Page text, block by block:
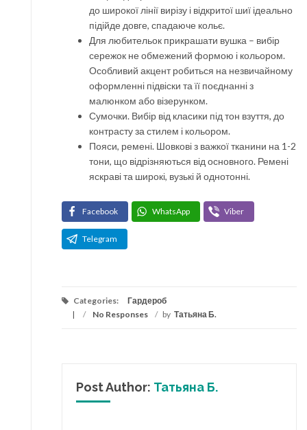
до широкої лінії вирізу і відкритої шиї ідеально
підійде довге, спадаюче кольє.
Для любительок прикрашати вушка – вибір
сережок не обмежений формою і кольором.
Особливий акцент робиться на незвичайному
оформленні підвіски та її поєднанні з
малюнком або візерунком.
Сумочки. Вибір від класики під тон взуття, до
контрасту за стилем і кольором.
Пояси, ремені. Шовкові з важкої тканини на 1-2
тони, що відрізняються від основного. Ремені
яскраві та широкі, вузькі й однотонні.
Facebook WhatsApp Viber
Telegram
Categories:
Гардероб
/
No Responses / by Татьяна Б.
Post Author: Татьяна Б.